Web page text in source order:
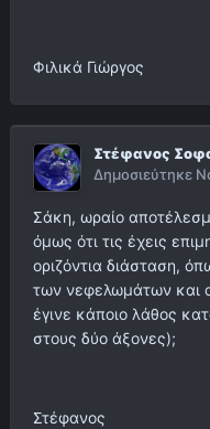
Φιλικά Γιώργος
Στέφανος
Δημοσιεύτηκε
Σάκη, ωραίο
όμως ότι τις έχεις
οριζόντια διάσταση,
των νεφελωμάτων και
έγινε κάποιο λάθος
στους δύο άξονες);
Στέφανος